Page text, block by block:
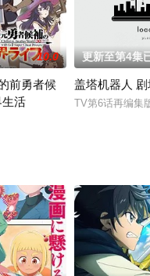
10.0
前勇者候
活
更新至第4集
盖塔机器人 剧
TV第6话再编集